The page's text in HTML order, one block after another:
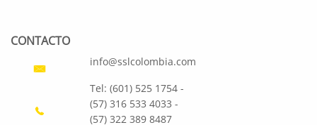
CONTACTO
info@sslcolombia.com
Tel: (601) 525 1754 -
(57) 316 533 4033 -
(57) 322 389 8487